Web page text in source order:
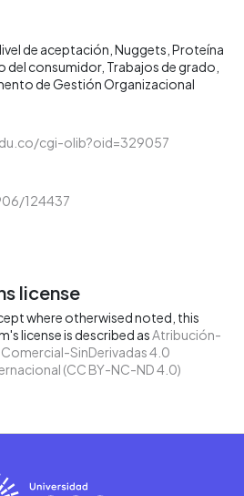
de aceptación Nuggets Proteína
del consumidor Trabajos de grado
de Gestión Organizacional
cgi-olib?oid=329057
124437
license
where otherwised noted, this
license is described asAtribución-
SinDerivadas 4.0
(CC BY-NC-ND 4.0)